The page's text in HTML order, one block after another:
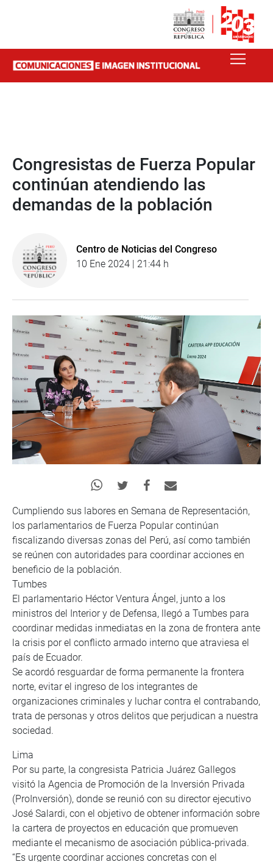
Congresistas de Fuerza Popular
continúan atendiendo las
demandas de la población
Centro de Noticias del Congreso
10 Ene 2024 | 21:44 h
Cumpliendo sus labores en Semana de Representación,
los parlamentarios de Fuerza Popular continúan
fiscalizando diversas zonas del Perú, así como también
se reúnen con autoridades para coordinar acciones en
beneficio de la población.
Tumbes
El parlamentario Héctor Ventura Ángel, junto a los
ministros del Interior y de Defensa, llegó a Tumbes para
coordinar medidas inmediatas en la zona de frontera ante
la crisis por el conflicto armado interno que atraviesa el
país de Ecuador.
Se acordó resguardar de forma permanente la frontera
norte, evitar el ingreso de los integrantes de
organizaciones criminales y luchar contra el contrabando,
trata de personas y otros delitos que perjudican a nuestra
sociedad.
Lima
Por su parte, la congresista Patricia Juárez Gallegos
visitó la Agencia de Promoción de la Inversión Privada
(ProInversión), donde se reunió con su director ejecutivo
José Salardi, con el objetivo de obtener información sobre
la cartera de proyectos en educación que promueven
mediante el mecanismo de asociación pública-privada.
“Es urgente coordinar acciones concretas con el